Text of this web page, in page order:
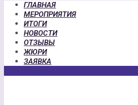
ГЛАВНАЯ
МЕРОПРИЯТИЯ
ИТОГИ
НОВОСТИ
ОТЗЫВЫ
ЖЮРИ
ЗАЯВКА